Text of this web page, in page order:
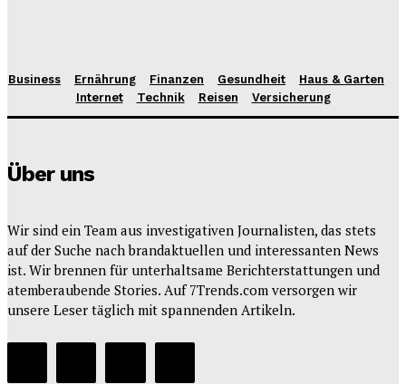
Business Ernährung Finanzen Gesundheit
Haus & Garten
Internet
Technik Reisen Versicherung
Über uns
Wir sind ein Team aus investigativen Journalisten, das stets
auf der Suche nach brandaktuellen und interessanten News
ist. Wir brennen für unterhaltsame Berichterstattungen und
atemberaubende Stories. Auf 7Trends.com versorgen wir
unsere Leser täglich mit spannenden Artikeln.